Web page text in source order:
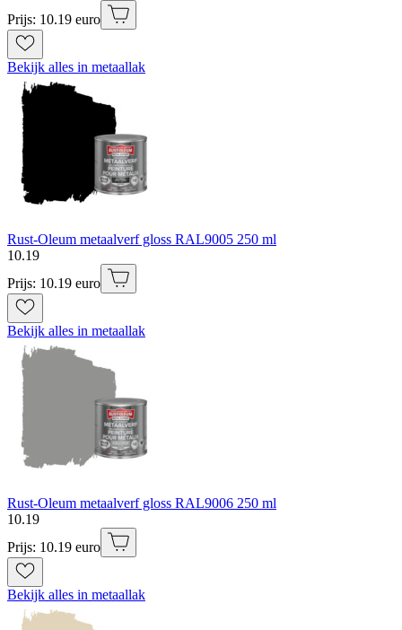
Prijs: 10.19 euro
Bekijk alles in metaallak
Rust-Oleum metaalverf gloss RAL9005 250 ml
10.19
Prijs: 10.19 euro
Bekijk alles in metaallak
Rust-Oleum metaalverf gloss RAL9006 250 ml
10.19
Prijs: 10.19 euro
Bekijk alles in metaallak